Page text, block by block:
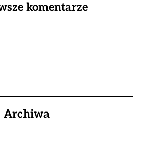
komentarze
Archiwa